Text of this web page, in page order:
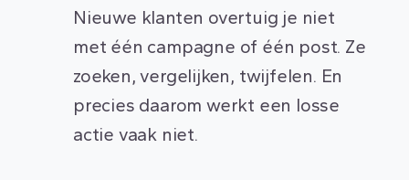
Nieuwe klanten overtuig je niet
met één campagne of één post. Ze
zoeken, vergelijken, twijfelen. En
precies daarom werkt een losse
actie vaak niet.